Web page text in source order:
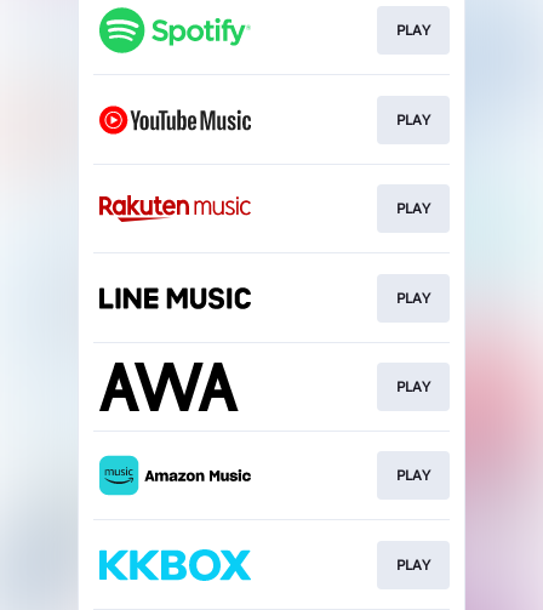
PLAY
PLAY
PLAY
PLAY
PLAY
PLAY
PLAY